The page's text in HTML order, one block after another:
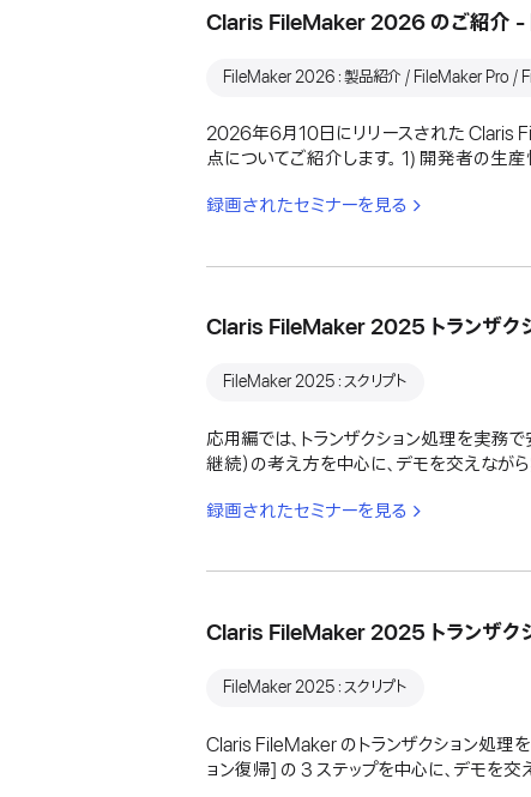
Claris FileMaker 2026 のご紹介 -
FileMaker 2026：製品紹介 / FileMaker Pro
2026年6月10日にリリースされた Claris
点についてご紹介します。 1) 開発者の生産
録画されたセミナーを見る
Claris FileMaker 2025 トランザク
FileMaker 2025：スクリプト
応用編では、トランザクション処理を実務
継続）の考え方を中心に、デモを交えなが
録画されたセミナーを見る
Claris FileMaker 2025 トランザク
FileMaker 2025：スクリプト
Claris FileMaker のトランザクション処理
ョン復帰] の 3 ステップを中心に、デモを